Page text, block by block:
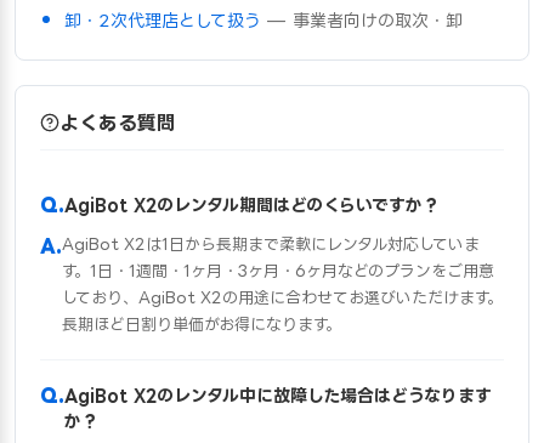
卸・2次代理店として扱う — 事業者向けの取次・卸
よくある質問
AgiBot X2のレンタル期間はどのくらいですか？
AgiBot X2は1日から長期まで柔軟にレンタル対応していま
す。1日・1週間・1ヶ月・3ヶ月・6ヶ月などのプランをご用意
しており、AgiBot X2の用途に合わせてお選びいただけます。
長期ほど日割り単価がお得になります。
AgiBot X2のレンタル中に故障した場合はどうなります
か？